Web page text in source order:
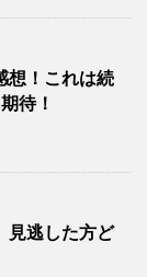
想！これは続
待！
見逃した方ど